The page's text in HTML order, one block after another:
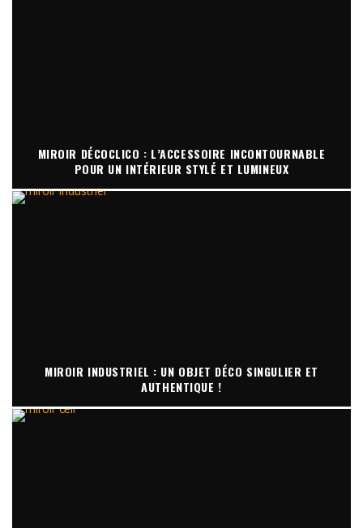
MIROIR DÉCOCLICO : L’ACCESSOIRE INCONTOURNABLE
POUR UN INTÉRIEUR STYLÉ ET LUMINEUX
MIROIR INDUSTRIEL : UN OBJET DÉCO SINGULIER ET
AUTHENTIQUE !